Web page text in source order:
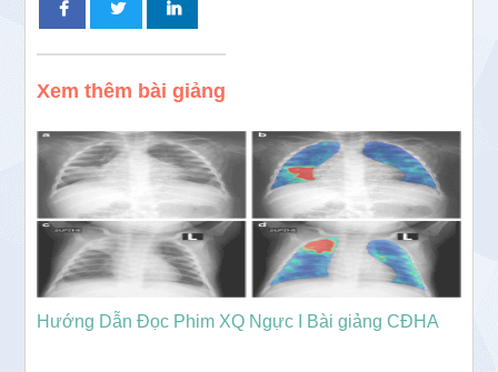
Xem thêm bài giảng
Hướng Dẫn Đọc Phim XQ Ngực I Bài giảng CĐHA